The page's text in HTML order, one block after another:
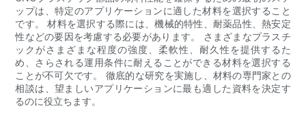
ップは、特定のアプリケーションに適した材料を選択すること
です。 材料を選択する際には、機械的特性、耐薬品性、熱安定
性などの要因を考慮する必要があります。 さまざまなプラスチ
ックがさまざまな程度の強度、柔軟性、耐久性を提供するた
め、さらされる運用条件に耐えることができる材料を選択する
ことが不可欠です。 徹底的な研究を実施し、材料の専門家との
相談は、望ましいアプリケーションに最も適した資料を決定す
るのに役立ちます。